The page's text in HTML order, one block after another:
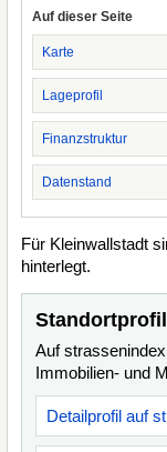
Auf dieser Seite
Karte
Lageprofil
Finanzstruktur
Datenstand
Für Kleinwallstadt
hinterlegt.
Auf
Immobilien- und
Detailprofil auf